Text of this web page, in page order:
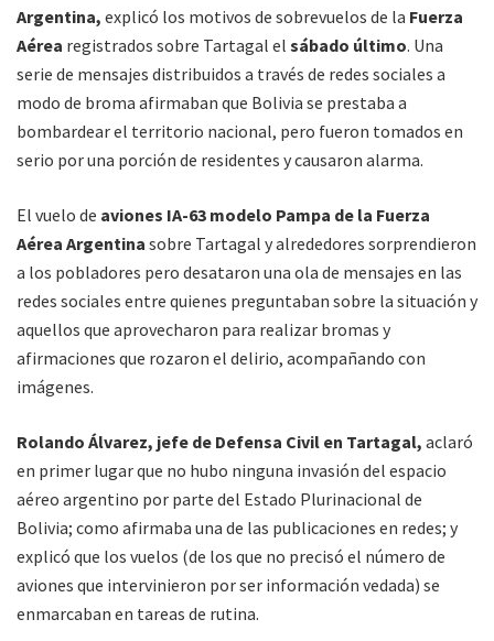
Argentina, explicó los motivos de sobrevuelos de la Fuerza
Aérea registrados sobre Tartagal el sábado último. Una
serie de mensajes distribuidos a través de redes sociales a
modo de broma afirmaban que Bolivia se prestaba a
bombardear el territorio nacional, pero fueron tomados en
serio por una porción de residentes y causaron alarma.
El vuelo de aviones IA-63 modelo Pampa de la Fuerza
Aérea Argentina sobre Tartagal y alrededores sorprendieron
a los pobladores pero desataron una ola de mensajes en las
redes sociales entre quienes preguntaban sobre la situación y
aquellos que aprovecharon para realizar bromas y
afirmaciones que rozaron el delirio, acompañando con
imágenes.
Rolando Álvarez, jefe de Defensa Civil en Tartagal, aclaró
en primer lugar que no hubo ninguna invasión del espacio
aéreo argentino por parte del Estado Plurinacional de
Bolivia; como afirmaba una de las publicaciones en redes; y
explicó que los vuelos (de los que no precisó el número de
aviones que intervinieron por ser información vedada) se
enmarcaban en tareas de rutina.